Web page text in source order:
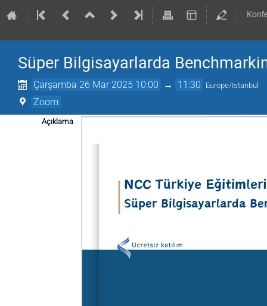
Süper Bilgisayarlarda
Çarşamba 26 Mar 2025 10:00 → 11:30 Europe/Istanbul
Zoom
Açıklama